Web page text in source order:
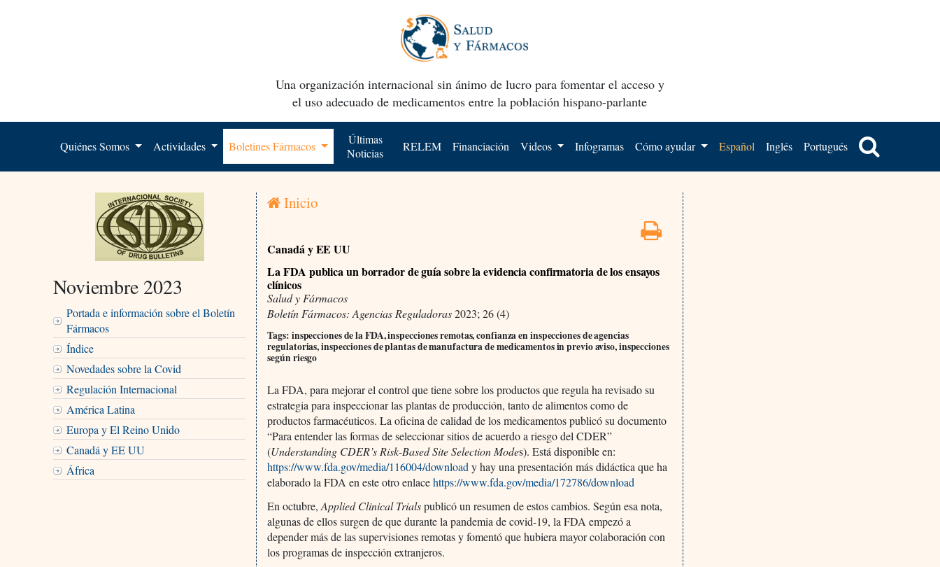
Una organización internacional sin ánimo de lucro para fomentar el acceso y
el uso adecuado de medicamentos entre la población hispano-parlante
Quiénes Somos Actividades Boletines Fármacos
Últimas
Noticias
RELEM Financiación Videos Infogramas Cómo ayudar Español Inglés Portugués
Noviembre 2023
Portada e información sobre el Boletín
Fármacos
Índice
Novedades sobre la Covid
Regulación Internacional
América Latina
Europa y El Reino Unido
Canadá y EE UU
África
Inicio
Canadá y EE UU
La FDA publica un borrador de guía sobre la evidencia confirmatoria de los ensayos
clínicos
Salud y Fármacos
Boletín Fármacos: Agencias Reguladoras2023; 26 (4)
Tags: inspecciones de la FDA, inspecciones remotas, confianza en inspecciones de agencias
regulatorias, inspecciones de plantas de manufactura de medicamentos in previo aviso, inspecciones
según riesgo
La FDA, para mejorar el control que tiene sobre los productos que regula ha revisado su
estrategia para inspeccionar las plantas de producción, tanto de alimentos como de
productos farmacéuticos. La oficina de calidad de los medicamentos publicó su documento
“Para entender las formas de seleccionar sitios de acuerdo a riesgo del CDER”
(Understanding CDER’s Risk-Based Site Selection Modes). Está disponible en:
https://www.fda.gov/media/116004/download y hay una presentación más didáctica que ha
elaborado la FDA en este otro enlacehttps://www.fda.gov/media/172786/download
En octubre,Applied Clinical Trialspublicó un resumen de estos cambios. Según esa nota,
algunas de ellos surgen de que durante la pandemia de covid-19, la FDA empezó a
depender más de las supervisiones remotas y fomentó que hubiera mayor colaboración con
los programas de inspección extranjeros.